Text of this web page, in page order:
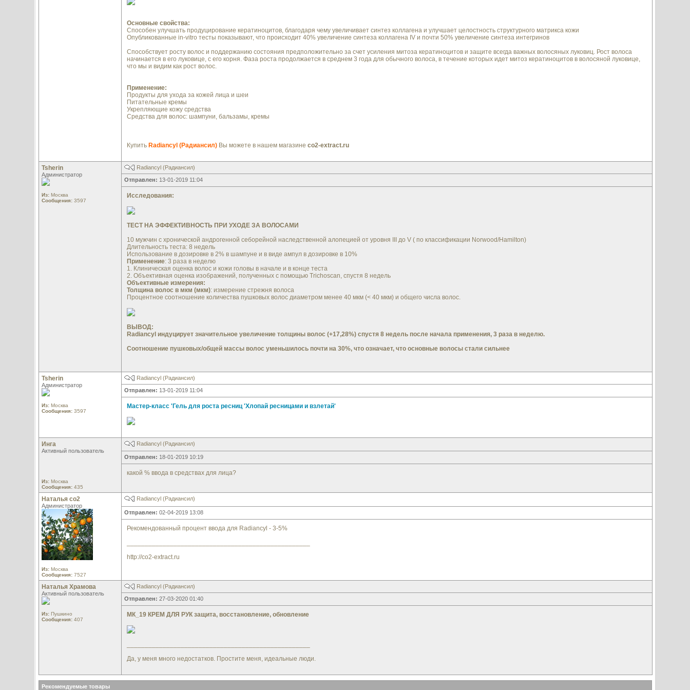
Основные свойства:
Способен улучшать продуцирование кератиноцитов, благодаря чему увеличивает синтез коллагена и улучшает целостность структурного матрикса кожи
Опубликованные in-vitro тесты показывают, что происходит 40% увеличение синтеза коллагена IV и почти 50% увеличение синтеза интегринов
Способствует росту волос и поддержанию состояния предположительно за счет усиления митоза кератиноцитов и защите всегда важных волосяных луковиц. Рост волоса
начинается в его луковице, с его корня. Фаза роста продолжается в среднем 3 года для обычного волоса, в течение которых идет митоз кератиноцитов в волосяной луковице,
что мы и видим как рост волос.
Применение:
Продукты для ухода за кожей лица и шеи
Питательные кремы
Укрепляющие кожу средства
Средства для волос: шампуни, бальзамы, кремы
Купить Radiancyl (Радиансил)Вы можете в нашем магазине co2-extract.ru
Tsherin
Администратор
Из:Москва
Сообщения:3597
Radiancyl (Радиансил)
Отправлен: 13-01-2019 11:04
Исследования:
ТЕСТ НА ЭФФЕКТИВНОСТЬ ПРИ УХОДЕ ЗА ВОЛОСАМИ
10 мужчин с хронической андрогенной себорейной наследственной алопецией от уровня III до V ( по классификации Norwood/Hamilton)
Длительность теста: 8 недель
Использование в дозировке в 2% в шампуне и в виде ампул в дозировке в 10%
Применение: 3 раза в неделю
1. Клиническая оценка волос и кожи головы в начале и в конце теста
2. Объективная оценка изображений, полученных с помощью Trichoscan, спустя 8 недель
Объективные измерения:
Толщина волос в мкм (мкм): измерение стрежня волоса
Процентное соотношение количества пушковых волос диаметром менее 40 мкм (< 40 мкм) и общего числа волос.
ВЫВОД:
Radiancyl индуцирует значительное увеличение толщины волос (+17,28%) спустя 8 недель после начала применения, 3 раза в неделю.
Соотношение пушковых/общей массы волос уменьшилось почти на 30%, что означает, что основные волосы стали сильнее
Tsherin
Администратор
Из:Москва
Сообщения:3597
Radiancyl (Радиансил)
Отправлен: 13-01-2019 11:04
Мастер-класс 'Гель для роста ресниц 'Хлопай ресницами и взлетай'
Инга
Активный пользователь
Из:Москва
Сообщения:435
Radiancyl (Радиансил)
Отправлен: 18-01-2019 10:19
какой % ввода в средствах для лица?
Наталья со2
Администратор
Из:Москва
Сообщения:7527
Radiancyl (Радиансил)
Отправлен: 02-04-2019 13:08
Рекомендованный процент ввода для Radiancyl - 3-5%
http://co2-extract.ru
Наталья Храмова
Активный пользователь
Из:Пушкино
Сообщения:407
Radiancyl (Радиансил)
Отправлен: 27-03-2020 01:40
МК_19 КРЕМ ДЛЯ РУК защита, восстановление, обновление
Да, у меня много недостатков. Простите меня, идеальные люди.
Рекомендуемые товары